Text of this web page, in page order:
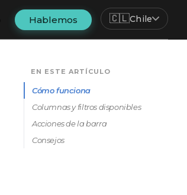
Hablemos 🇨🇱Chile
EN ESTE ARTÍCULO
Cómo funciona
Columnas y filtros disponibles
Acciones de la barra
Consejos